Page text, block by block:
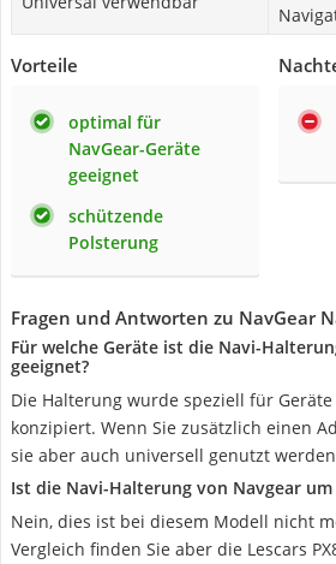
Vorteile
optimal für
NavGear-Geräte
geeignet
schützende
Polsterung
Fragen und Antworten zu NavGear
Für welche Geräte ist die Navi-
geeignet?
Die Halterung wurde speziell für
konzipiert. Wenn Sie zusätzlich einen
sie aber auch universell genutzt
Ist die Navi-Halterung von Navgear um
Nein, dies ist bei diesem Modell nicht
Vergleich finden Sie aber die Lescars